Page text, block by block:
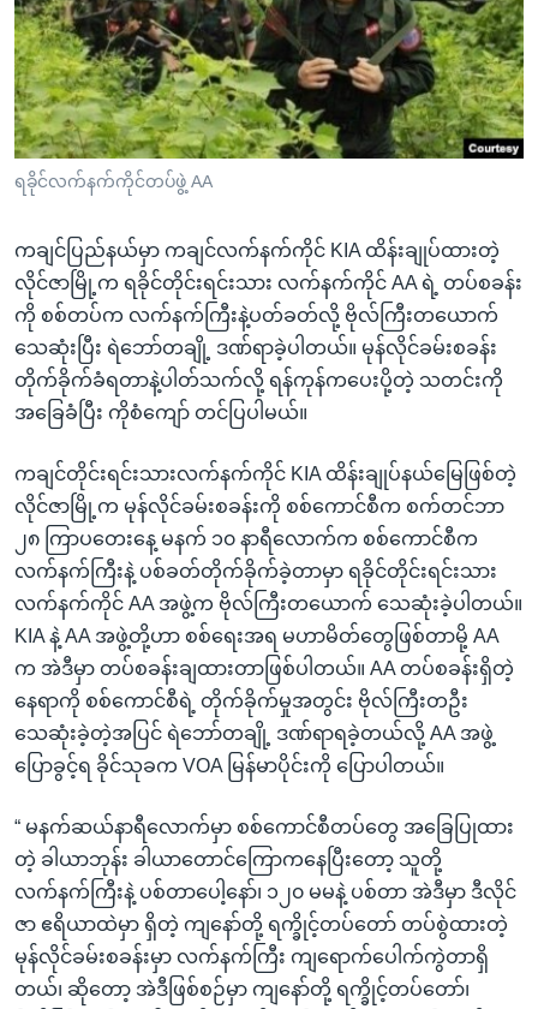
အ
ညွန်း
စာမျက်နှာ
သို့
ကျော်
ကြည့်
ရှာဖွေ
ရန်
နေရာ
သို့
ကျော်
ရန်
သုတပဒေသာ အင်္ဂလိပ်စာ
Learning English
ဗွီအိုအေ လူမှုကွန်ယက်များ
ဘာသာစကားများ
ရခိုင်လက်နက်ကိုင်တပ်ဖွဲ့ AA
ကချင်ပြည်နယ်မှာ ကချင်လက်နက်ကိုင် KIA ထိန်းချုပ်ထားတဲ့
လိုင်ဇာမြို့က ရခိုင်တိုင်းရင်းသား လက်နက်ကိုင် AA ရဲ့ တပ်စခန်း
ကို စစ်တပ်က လက်နက်ကြီးနဲ့ပတ်ခတ်လို့ ဗိုလ်ကြီးတယောက်
သေဆုံးပြီး ရဲဘော်တချို့ ဒဏ်ရာခဲ့ပါတယ်။ မုန်လိုင်ခမ်းစခန်း
တိုက်ခိုက်ခံရတာနဲ့ပါတ်သက်လို့ ရန်ကုန်ကပေးပို့တဲ့ သတင်းကို
အခြေခံပြီး ကိုစံကျော် တင်ပြပါမယ်။
ကချင်တိုင်းရင်းသားလက်နက်ကိုင် KIA ထိန်းချုပ်နယ်မြေဖြစ်တဲ့
လိုင်ဇာမြို့က မုန်လိုင်ခမ်းစခန်းကို စစ်ကောင်စီက စက်တင်ဘာ
၂၈ ကြာပတေး‌နေ့ မနက် ၁၀ နာရီလောက်က စစ်ကောင်စီက
လက်နက်ကြီးနဲ့ ပစ်ခတ်တိုက်ခိုက်ခဲ့တာမှာ ရခိုင်တိုင်းရင်းသား
လက်နက်ကိုင် AA အဖွဲ့က ဗိုလ်ကြီးတယောက် သေဆုံးခဲ့ပါတယ်။
KIA နဲ့ AA အဖွဲ့တို့ဟာ စစ်ရေးအရ မဟာမိတ်တွေဖြစ်တာမို့ AA
က အဲဒီမှာ တပ်စခန်းချထားတာဖြစ်ပါတယ်။ AA တပ်စခန်းရှိတဲ့
နေရာကို စစ်ကောင်စီရဲ့ တိုက်ခိုက်မှုအတွင်း ဗိုလ်ကြီးတဦး
သေဆုံးခဲ့တဲ့အပြင် ရဲဘော်တချို့ ဒဏ်ရာရခဲ့တယ်လို့ AA အဖွဲ့
ပြောခွင့်ရ ခိုင်သုခက VOA မြန်မာပိုင်းကို ပြောပါတယ်။
“ မနက်ဆယ်နာရီလောက်မှာ စစ်ကောင်စီတပ်တွေ အခြေပြုထား
တဲ့ ခါယာဘုန်း ခါယာတောင်ကြောကနေပြီးတော့ သူတို့
လက်နက်ကြီးနဲ့ ပစ်တာပေါ့နော်၊ ၁၂၀ မမနဲ့ ပစ်တာ အဲဒီမှာ ဒီလိုင်
ဇာ ဧရိယာထဲမှာ ရှိတဲ့ ကျနော်တို့ ရက္ခိုင့်တပ်တော် တပ်စွဲထားတဲ့
မုန်လိုင်ခမ်းစခန်းမှာ လက်နက်ကြီး ကျရောက်ပေါက်ကွဲတာရှိ
တယ်၊ ဆိုတော့ အဲဒီဖြစ်စဉ်မှာ ကျနော်တို့ ရက္ခိုင့်တပ်တော်၊